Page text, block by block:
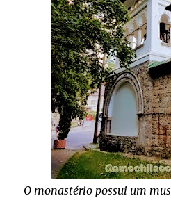
O monastério possui um